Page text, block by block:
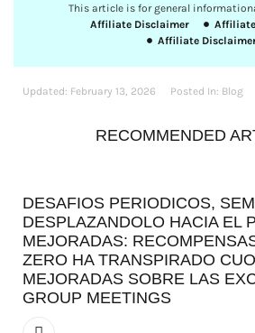
This article is for general
Affiliate Disclaimer
Affiliate
Updated: February 13, 2026 Posted In: Blog
RECOMMENDED
DESAFIOS PERIODICOS,
DESPLAZANDOLO HACIA EL
MEJORADAS:
ZERO HA TRANSPIRADO
MEJORADAS SOBRE LAS
GROUP MEETINGS